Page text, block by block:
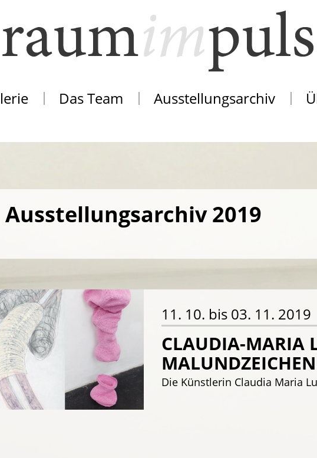
Das Team Ausstellungsarchiv
Ausstellungsarchiv 2019
11. 10. bis 03. 11. 2019
CLAUDIA-MARIA
Die Künstlerin Claudia Maria